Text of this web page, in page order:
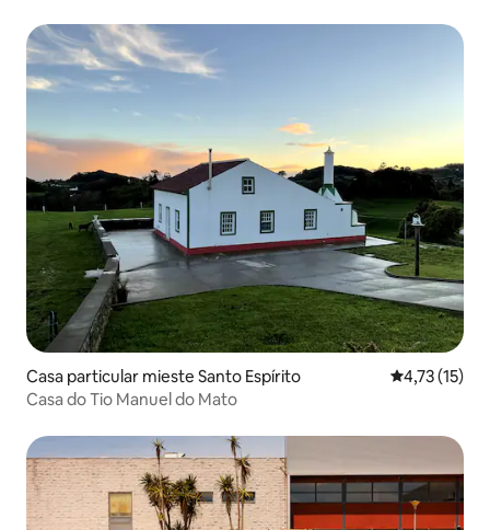
Casa particular mieste Santo Espírito Vidutinis
4,73 (15)
Casa do Tio Manuel do Mato